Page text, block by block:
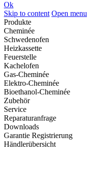
Ok
Skip to content Open menu
Produkte
Cheminée
Schwedenofen
Heizkassette
Feuerstelle
Kachelofen
Gas-Cheminée
Elektro-Cheminée
Bioethanol-Cheminée
Zubehör
Service
Reparaturanfrage
Downloads
Garantie Registrierung
Händlerübersicht